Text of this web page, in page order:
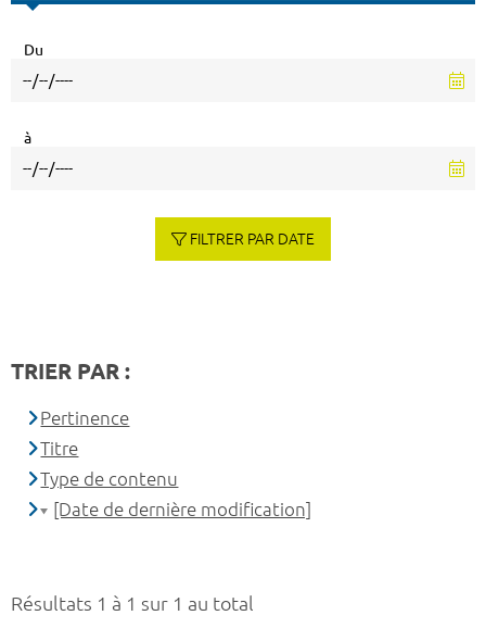
Résultats 1 à 1 sur 1 au total
Du
à
FILTRER PAR DATE
TRIER PAR :
Pertinence
Titre
Type de contenu
[Date de dernière modification]